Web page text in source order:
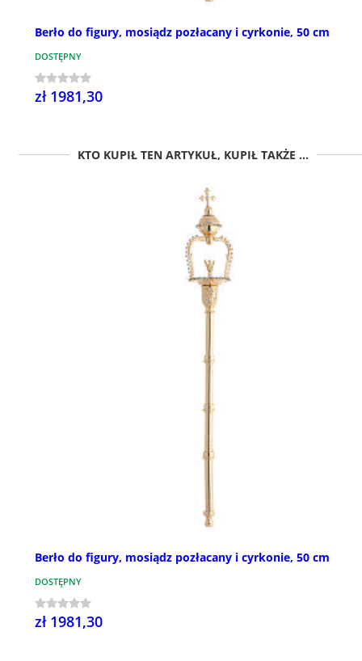
Berło do figury, mosiądz pozłacany i cyrkonie, 50 cm
DOSTĘPNY
zł 1981,30
KTO KUPIŁ TEN ARTYKUŁ, KUPIŁ TAKŻE ...
Berło do figury, mosiądz pozłacany i cyrkonie, 50 cm
DOSTĘPNY
zł 1981,30